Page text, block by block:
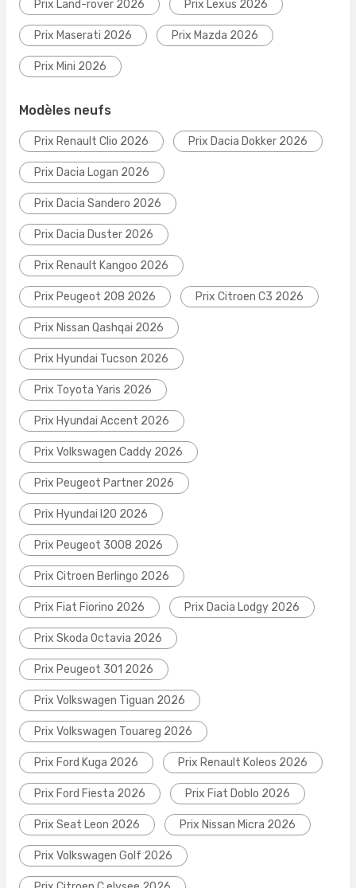
Prix Land-rover 2026 Prix Lexus 2026
Prix Maserati 2026 Prix Mazda 2026
Prix Mini 2026
Modèles neufs
Prix Renault Clio 2026 Prix Dacia Dokker 2026
Prix Dacia Logan 2026
Prix Dacia Sandero 2026
Prix Dacia Duster 2026
Prix Renault Kangoo 2026
Prix Peugeot 208 2026 Prix Citroen C3 2026
Prix Nissan Qashqai 2026
Prix Hyundai Tucson 2026
Prix Toyota Yaris 2026
Prix Hyundai Accent 2026
Prix Volkswagen Caddy 2026
Prix Peugeot Partner 2026
Prix Hyundai I20 2026
Prix Peugeot 3008 2026
Prix Citroen Berlingo 2026
Prix Fiat Fiorino 2026 Prix Dacia Lodgy 2026
Prix Skoda Octavia 2026
Prix Peugeot 301 2026
Prix Volkswagen Tiguan 2026
Prix Volkswagen Touareg 2026
Prix Ford Kuga 2026 Prix Renault Koleos 2026
Prix Ford Fiesta 2026 Prix Fiat Doblo 2026
Prix Seat Leon 2026 Prix Nissan Micra 2026
Prix Volkswagen Golf 2026